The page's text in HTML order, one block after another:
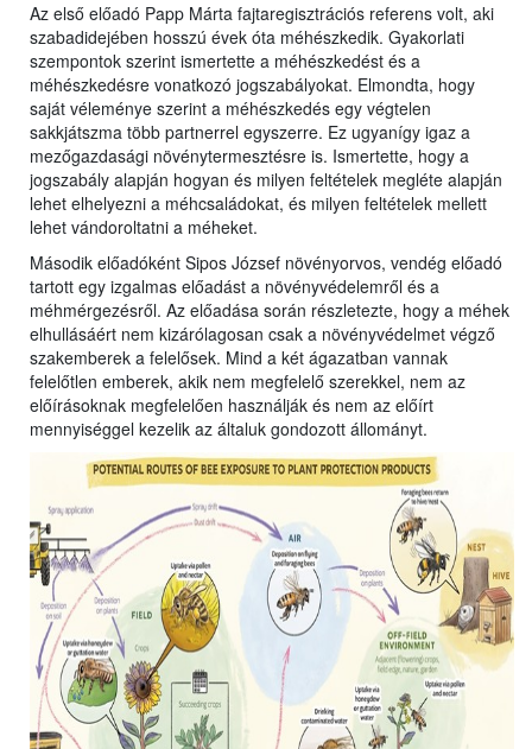
Az első előadó Papp Márta fajtaregisztrációs referens volt, aki
szabadidejében hosszú évek óta méhészkedik. Gyakorlati
szempontok szerint ismertette a méhészkedést és a
méhészkedésre vonatkozó jogszabályokat. Elmondta, hogy
saját véleménye szerint a méhészkedés egy végtelen
sakkjátszma több partnerrel egyszerre. Ez ugyanígy igaz a
mezőgazdasági növénytermesztésre is. Ismertette, hogy a
jogszabály alapján hogyan és milyen feltételek megléte alapján
lehet elhelyezni a méhcsaládokat, és milyen feltételek mellett
lehet vándoroltatni a méheket.
Második előadóként Sipos József növényorvos, vendég előadó
tartott egy izgalmas előadást a növényvédelemről és a
méhmérgezésről. Az előadása során részletezte, hogy a méhek
elhullásáért nem kizárólagosan csak a növényvédelmet végző
szakemberek a felelősek. Mind a két ágazatban vannak
felelőtlen emberek, akik nem megfelelő szerekkel, nem az
előírásoknak megfelelően használják és nem az előírt
mennyiséggel kezelik az általuk gondozott állományt.